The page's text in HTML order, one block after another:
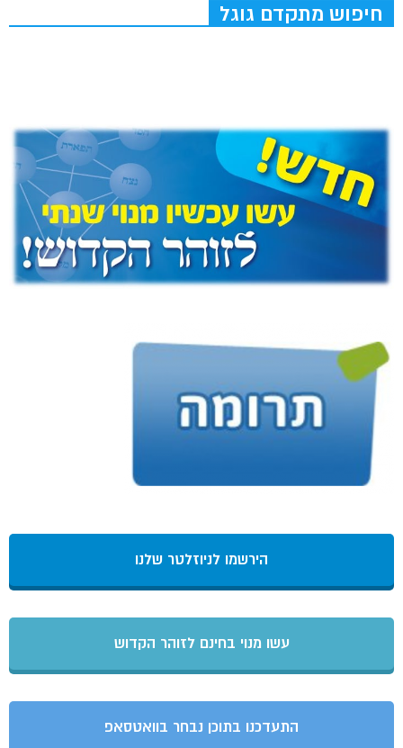
חיפוש מתקדם גוגל
הירשמו לניוזלטר שלנו
עשו מנוי בחינם לזוהר הקדוש
התעדכנו בתוכן נבחר בוואטסאפ